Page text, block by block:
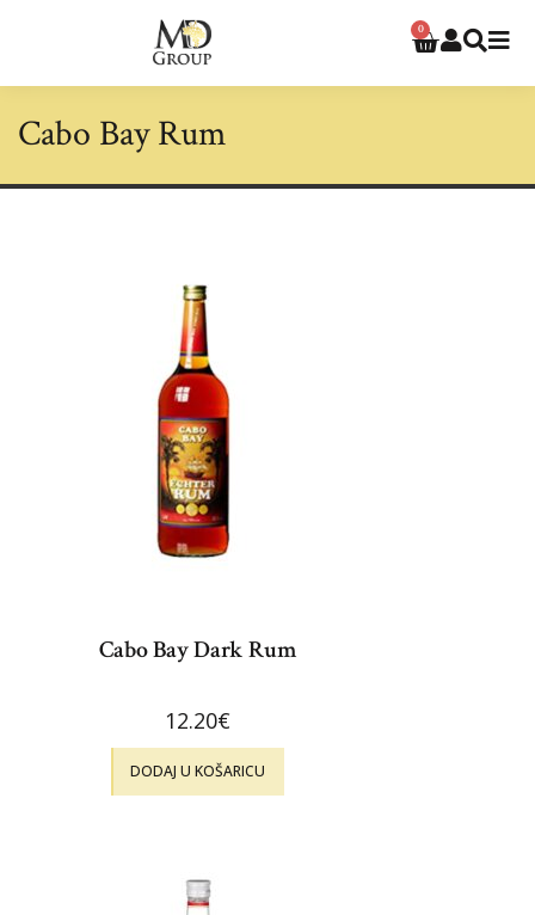
0
Cabo Bay Rum
Cabo Bay Dark Rum
12.20€
DODAJ U KOŠARICU